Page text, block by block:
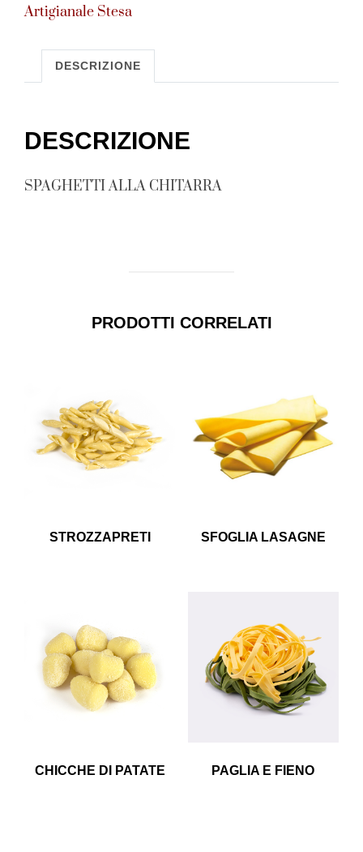
Artigianale Stesa
DESCRIZIONE
DESCRIZIONE
SPAGHETTI ALLA CHITARRA
PRODOTTI CORRELATI
STROZZAPRETI SFOGLIA LASAGNE
CHICCHE DI PATATE PAGLIA E FIENO